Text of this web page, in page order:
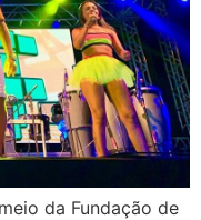
da Fundação de